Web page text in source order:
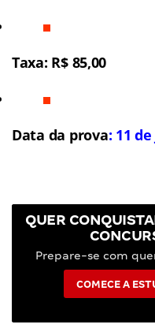
Taxa: R$ 85,00
Data da prova: 11
QUER
Prepare-se com
COMECE A